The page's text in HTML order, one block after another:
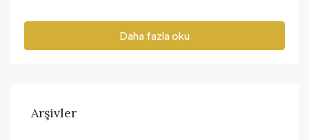
Daha fazla oku
Arşivler